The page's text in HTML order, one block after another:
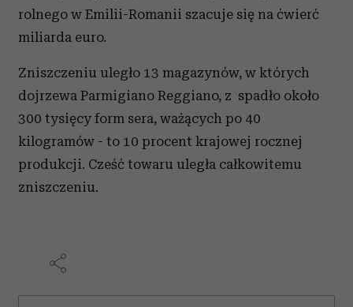
rolnego w Emilii-Romanii szacuje się na ćwierć
miliarda euro.
Zniszczeniu uległo 13 magazynów, w których
dojrzewa Parmigiano Reggiano, z spadło około
300 tysięcy form sera, ważących po 40
kilogramów - to 10 procent krajowej rocznej
produkcji. Cześć towaru uległa całkowitemu
zniszczeniu.